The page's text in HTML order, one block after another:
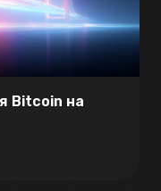
Bitcoin на